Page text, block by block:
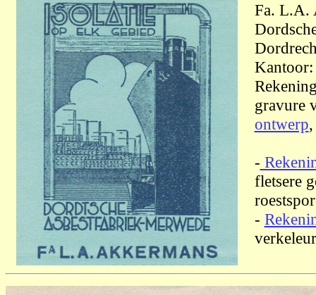
Fa. L.A.
Kantoor:
gravure
ontwerp,
-
fletsere
-